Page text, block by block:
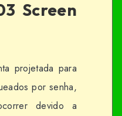
Screen
projetada para
por senha,
devido a